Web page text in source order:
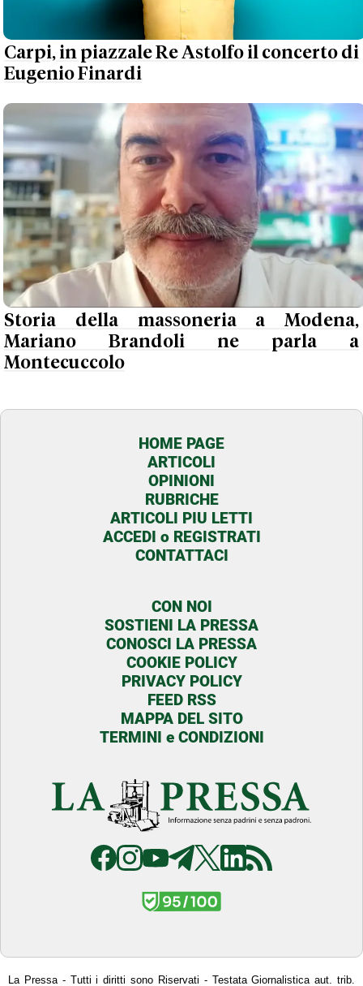
Carpi, in piazzale Re Astolfo il concerto di
Eugenio Finardi
Storia della massoneria a Modena,
Mariano Brandoli ne parla a
Montecuccolo
HOME PAGE
ARTICOLI
OPINIONI
RUBRICHE
ARTICOLI PIU LETTI
ACCEDI o REGISTRATI
CONTATTACI
CON NOI
SOSTIENI LA PRESSA
CONOSCI LA PRESSA
COOKIE POLICY
PRIVACY POLICY
FEED RSS
MAPPA DEL SITO
TERMINI e CONDIZIONI
La Pressa - Tutti i diritti sono Riservati - Testata Giornalistica aut. trib.